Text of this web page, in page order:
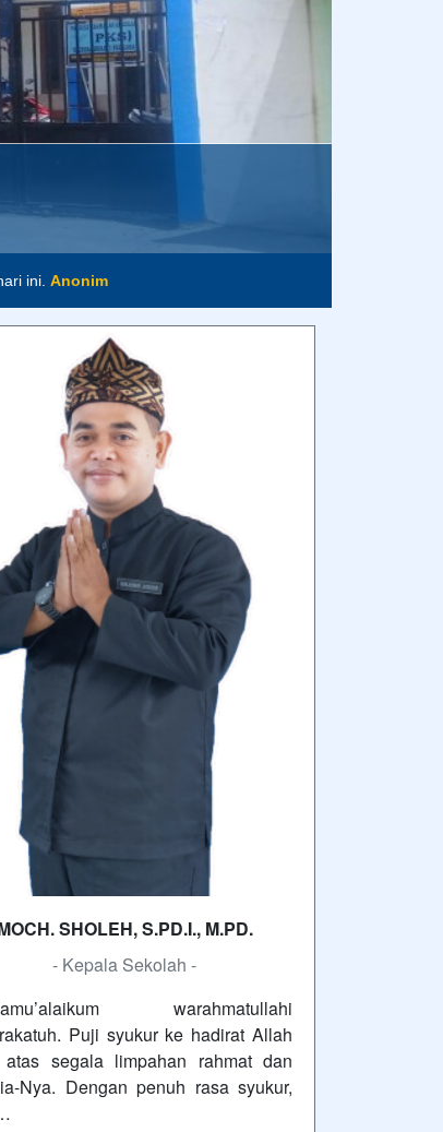
ini. Anonim
SHOLEH, S.PD.I., M.PD.
- Kepala Sekolah -
warahmatullahi
Puji syukur ke hadirat Allah
segala limpahan rahmat dan
Nya. Dengan penuh rasa syukur,